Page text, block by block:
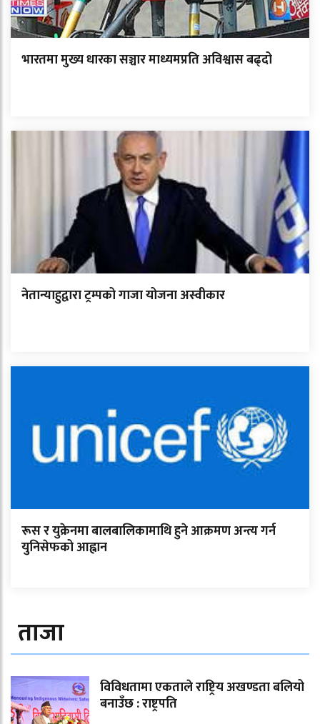
भारतमा मुख्य धारका सञ्चार माध्यमप्रति अविश्वास बढ्दो
नेतान्याहुद्वारा ट्रम्पको गाजा योजना अस्वीकार
रूस र युक्रेनमा बालबालिकामाथि हुने आक्रमण अन्त्य गर्न
युनिसेफको आह्वान
ताजा
विविधतामा एकताले राष्ट्रिय अखण्डता बलियो
बनाउँछ : राष्ट्रपति